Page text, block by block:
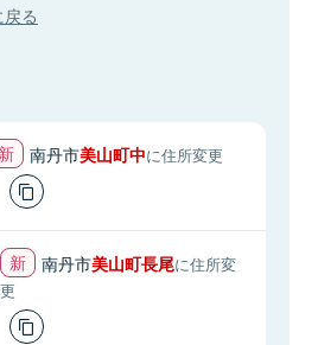
る
南丹市美山町中に住所変更
南丹市美山町長尾に住所変
更